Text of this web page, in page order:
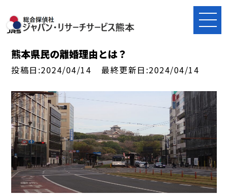
熊本県民の離婚理由とは？
投稿日:2024/04/14 最終更新日:2024/04/14